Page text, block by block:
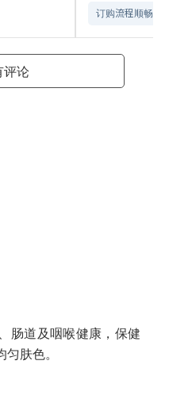
订购流程顺畅
评论
肠道及咽喉健康，保健
肤色。